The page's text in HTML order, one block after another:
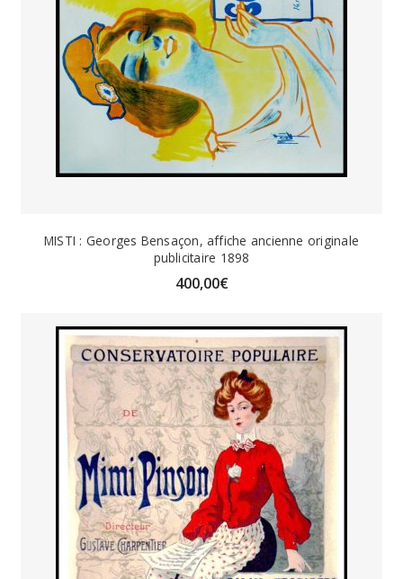
MISTI : Georges Bensaçon, affiche ancienne originale
publicitaire 1898
400,00€